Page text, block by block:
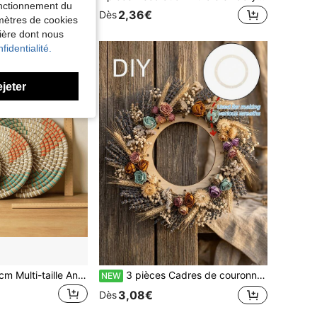
Dès2,36€
1 pièce 15/20/25cm Multi-taille Antidérapant Isolation thermique Tressé en herbe de mer naturelle Set de table rond, Rayures de couleur bohème Épais 1,2cm Résistant à la chaleur Sous-verre de table à manger pour cuisine Dîner quotidien Mariage Décoration d'été pour la maison
NEW 3 pièces Cadres de couronne en bois non finis, convenant pour la décoration de jardin pour adultes, les décorations suspendues pour les fêtes de mariage et de vacances, les artisanats de peinture graffiti sur bois, les décorations suspendues pour les fêtes à la maison et les vacances, cadeau parfait pour l'anniversaire et les vacances pour les amis, applicable pour les mariages
Dès3,08€
du
de cookies
dont nous